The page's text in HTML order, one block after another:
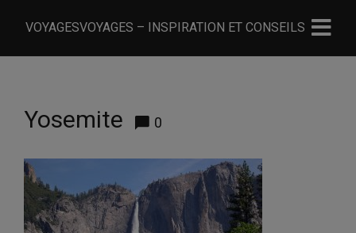
VOYAGESVOYAGES – INSPIRATION ET CONSEILS
Yosemite 0